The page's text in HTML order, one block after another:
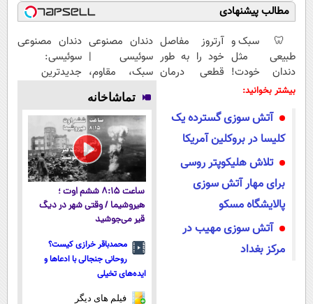
اجتماعی
سیاست خارجی
مطالب پیشنهادی
🦷 سبک و
طبیعی مثل
دندان خودت!
نصب آسان و
اقساطی 💳 📍
تهران
آرتروز مفاصل
خود را به طور
قطعی درمان
دندان مصنوعی
سوئیسی |
سبک، مقاوم،
طبیعی! ویزیت
رایگان+پرداخت
اقساطی😍
دندان مصنوعی
سوئیسی:
جدیدترین
پرداخت قسطی
بیشتر بخوانید:
آتش سوزی گسترده یک
کلیسا در بروکلین آمریکا
تلاش هلیکوپتر روسی
برای مهار آتش سوزی
پالایشگاه مسکو
آتش سوزی مهیب در
مرکز بغداد
تماشاخانه
ساعت ۸:۱۵ ششم اوت ؛
هیروشیما / وقتی شهر در دیگ
قیر می‌جوشید
محمدباقر خرازی کیست؟
روحانی جنجالی با ادعاها و
ایده‌های تخیلی
فیلم های دیگر